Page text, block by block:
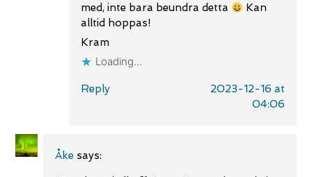
med, inte bara beundra detta
Kan
alltid hoppas!
Kram
Loading...
Reply
2023-12-16 at
04:06
Åke says: